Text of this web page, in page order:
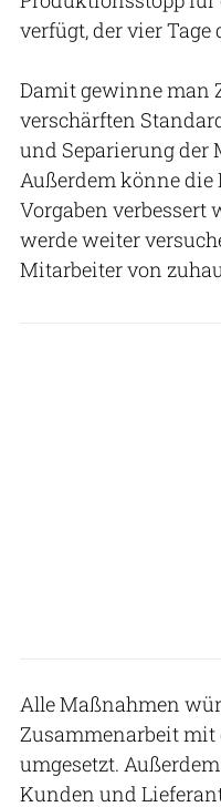
verfügt, der vier Tage
Damit gewinne man
verschärften
und Separierung der
Außerdem könne
Vorgaben verbessert
werde weiter
Mitarbeiter von
Alle Maßnahmen
Zusammenarbeit
umgesetzt.
Kunden und